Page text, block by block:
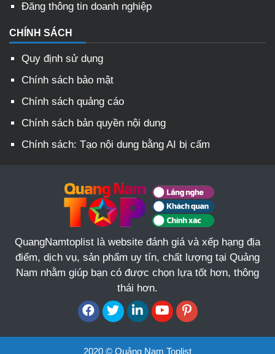
Đăng thông tin doanh nghiệp
CHÍNH SÁCH
Quy định sử dụng
Chính sách bảo mật
Chính sách quảng cáo
Chính sách bản quyền nội dung
Chính sách: Tạo nội dung bằng AI bị cấm
QuangNamtoplist là website đánh giá và xếp hạng địa
điểm, dịch vụ, sản phẩm uy tín, chất lượng tại Quảng
Nam nhằm giúp bạn có được chọn lựa tốt hơn, thông
thái hơn.
2020 © Quảng Nam Toplist